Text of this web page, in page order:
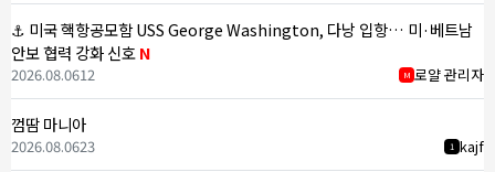
⚓ 미국 핵항공모함 USS George Washington, 다낭 입항… 미·베트남
안보 협력 강화 신호N
M 로얄 관리자
2026.08.0612
껌땀 마니아
1 kajf
2026.08.0623